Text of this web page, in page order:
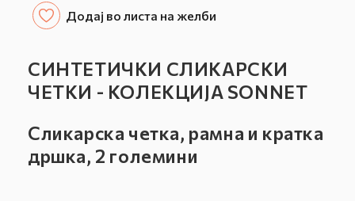
ЧЕТКИ
СО
И
КРАТКА
ДРШКА
КОЛЕКЦИЈА
SONNET
И
КРАТКА
ДРШКА
КОЛЕКЦИЈА
SONNET
Додај во листа на желби
СИНТЕТИЧКИ СЛИКАРСКИ
ЧЕТКИ - КОЛЕКЦИЈА SONNET
Сликарска четка, рамна и кратка
дршка, 2 големини